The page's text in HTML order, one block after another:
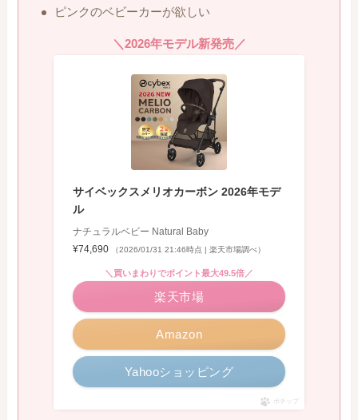
ピンクのベビーカーが欲しい
＼2026年モデル新発売／
サイベックスメリオカーボン 2026年モデ
ル
ナチュラルベビー Natural Baby
¥74,690
（2026/01/31 21:46時点 | 楽天市場調べ）
Amazon
＼買いまわりでポイント最大49.5倍／
楽天市場
Yahooショッピング
ポチップ